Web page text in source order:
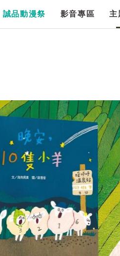
誠品動漫祭 影音專區 主